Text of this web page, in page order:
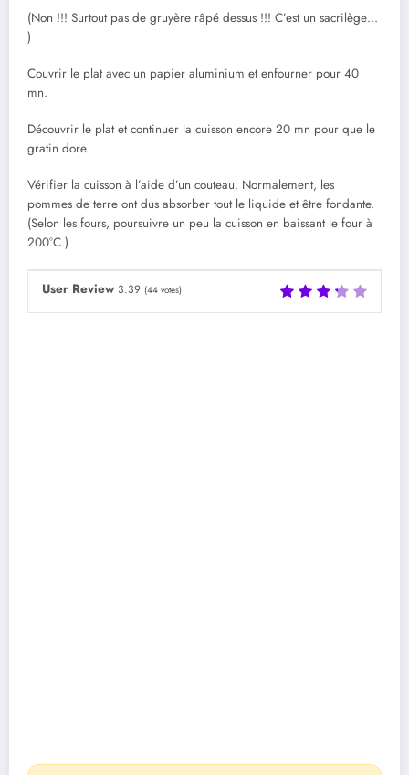
(Non !!! Surtout pas de gruyère râpé dessus !!! C’est un sacrilège…
)
Couvrir le plat avec un papier aluminium et enfourner pour 40
mn.
Découvrir le plat et continuer la cuisson encore 20 mn pour que le
gratin dore.
Vérifier la cuisson à l’aide d’un couteau. Normalement, les
pommes de terre ont dus absorber tout le liquide et être fondante.
(Selon les fours, poursuivre un peu la cuisson en baissant le four à
200°C.)
User Review 3.39 (44 votes)